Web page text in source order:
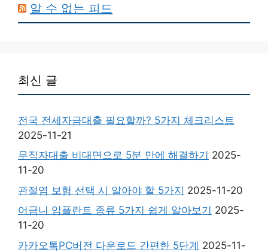
알 수 없는 피드
최신 글
전국 전세자금대출 필요할까? 5가지 체크리스트
2025-11-21
무직자대출 비대면으로 5분 만에 해결하기 2025-
11-20
관절염 보험 선택 시 알아야 할 5가지 2025-11-20
어금니 임플란트 종류 5가지 쉽게 알아보기 2025-
11-20
카카오톡PC버전 다운로드 간편한 5단계 2025-11-